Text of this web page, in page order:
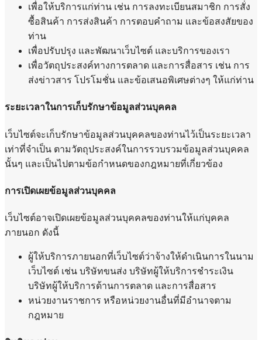
เพื่อให้บริการแก่ท่าน เช่น การลงทะเบียนสมาชิก การสั่ง
ซื้อสินค้า การส่งสินค้า การตอบคำถาม และข้อสงสัยของ
ท่าน
เพื่อปรับปรุง และพัฒนาเว็บไซต์ และบริการของเรา
เพื่อวัตถุประสงค์ทางการตลาด และการสื่อสาร เช่น การ
ส่งข่าวสาร โปรโมชั่น และข้อเสนอพิเศษต่างๆ ให้แก่ท่าน
ระยะเวลาในการเก็บรักษาข้อมูลส่วนบุคคล
เว็บไซต์จะเก็บรักษาข้อมูลส่วนบุคคลของท่านไว้เป็นระยะเวลา
เท่าที่จำเป็น ตามวัตถุประสงค์ในการรวบรวมข้อมูลส่วนบุคคล
นั้นๆ และเป็นไปตามข้อกำหนดของกฎหมายที่เกี่ยวข้อง
การเปิดเผยข้อมูลส่วนบุคคล
เว็บไซต์อาจเปิดเผยข้อมูลส่วนบุคคลของท่านให้แก่บุคคล
ภายนอก ดังนี้
ผู้ให้บริการภายนอกที่เว็บไซต์ว่าจ้างให้ดำเนินการในนาม
เว็บไซต์ เช่น บริษัทขนส่ง บริษัทผู้ให้บริการชำระเงิน
บริษัทผู้ให้บริการด้านการตลาด และการสื่อสาร
หน่วยงานราชการ หรือหน่วยงานอื่นที่มีอำนาจตาม
กฎหมาย